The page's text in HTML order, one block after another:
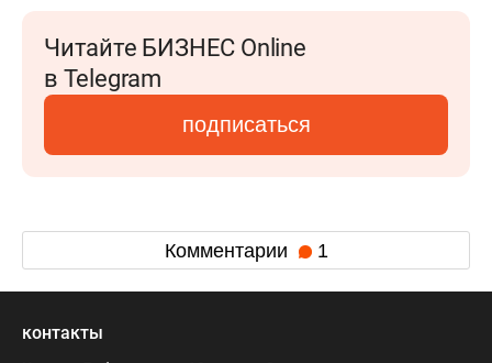
Читайте БИЗНЕС Online
в Telegram
подписаться
Комментарии 1
контакты